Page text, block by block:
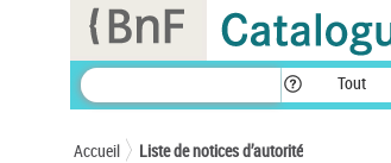
Tout
Accueil Liste de notices d’autorité
Panneau de gestion des cookies